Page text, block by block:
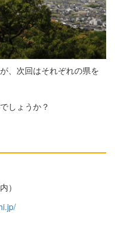
、次回はそれぞれの県を
しょうか？
）